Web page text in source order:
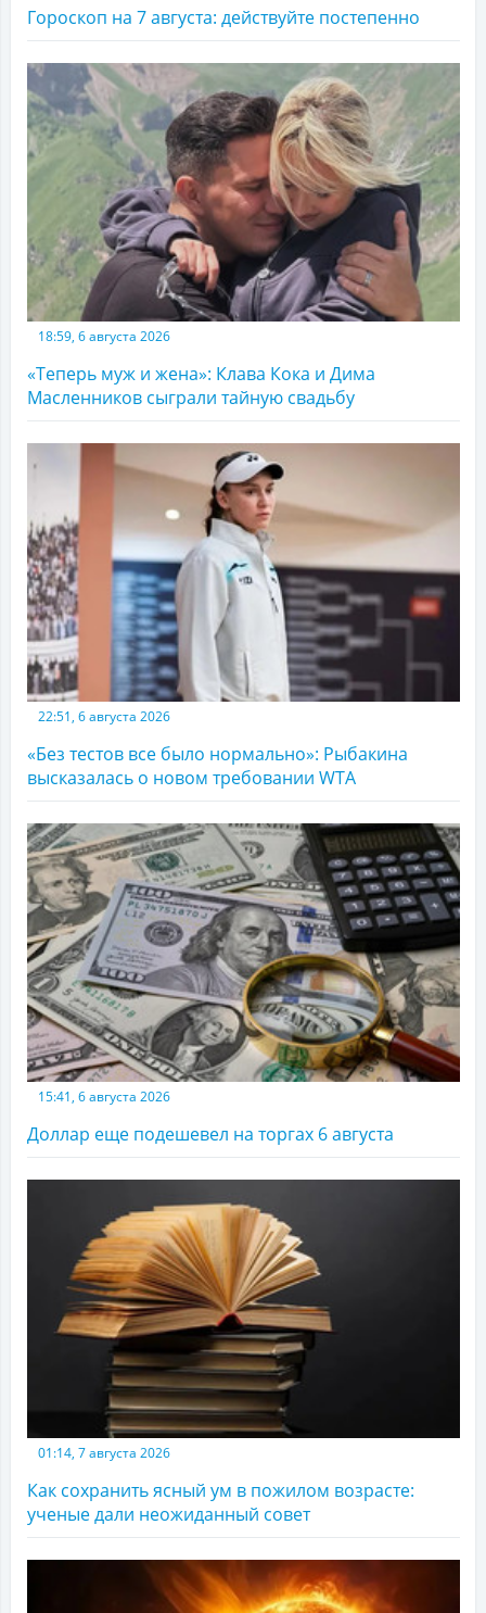
Гороскоп на 7 августа: действуйте постепенно
18:59, 6 августа 2026
«Теперь муж и жена»: Клава Кока и Дима
Масленников сыграли тайную свадьбу
22:51, 6 августа 2026
«Без тестов все было нормально»: Рыбакина
высказалась о новом требовании WTA
15:41, 6 августа 2026
Доллар еще подешевел на торгах 6 августа
01:14, 7 августа 2026
Как сохранить ясный ум в пожилом возрасте:
ученые дали неожиданный совет